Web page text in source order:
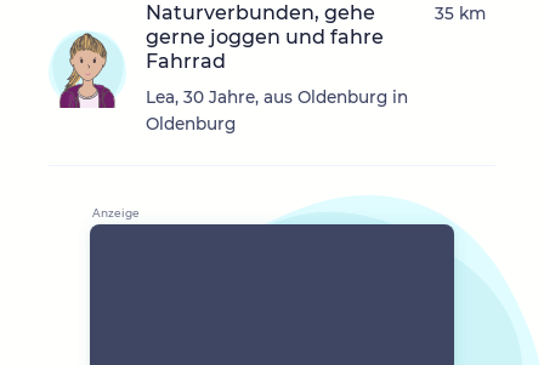
Naturverbunden, gehe
gerne joggen und fahre
Fahrrad
Lea, 30 Jahre, aus Oldenburg in
Oldenburg
35 km